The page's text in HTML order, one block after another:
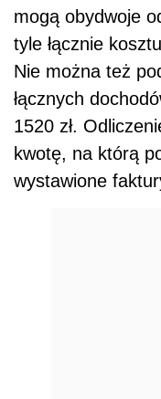
mogą obydwoje
tyle łącznie
Nie można też
łącznych
1520 zł.
kwotę, na którą
wystawione